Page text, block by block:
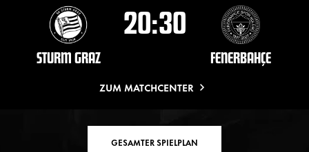
STURM GRAZ
20:30
FENERBAHÇE
ZUM MATCHCENTER
GESAMTER SPIELPLAN